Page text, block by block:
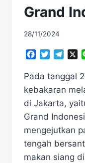
Grand
28/11/2024
Facebook
Twitter
Pada tanggal
kebakaran
di Jakarta,
Grand
mengejutkan
tengah
makan siang